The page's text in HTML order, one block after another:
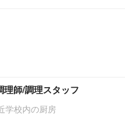
師/調理スタッフ
学校内の厨房